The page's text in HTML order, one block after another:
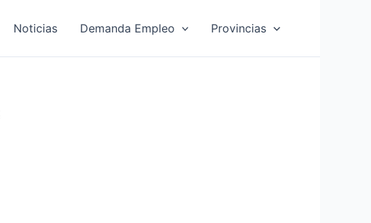
Noticias Demanda Empleo Provincias